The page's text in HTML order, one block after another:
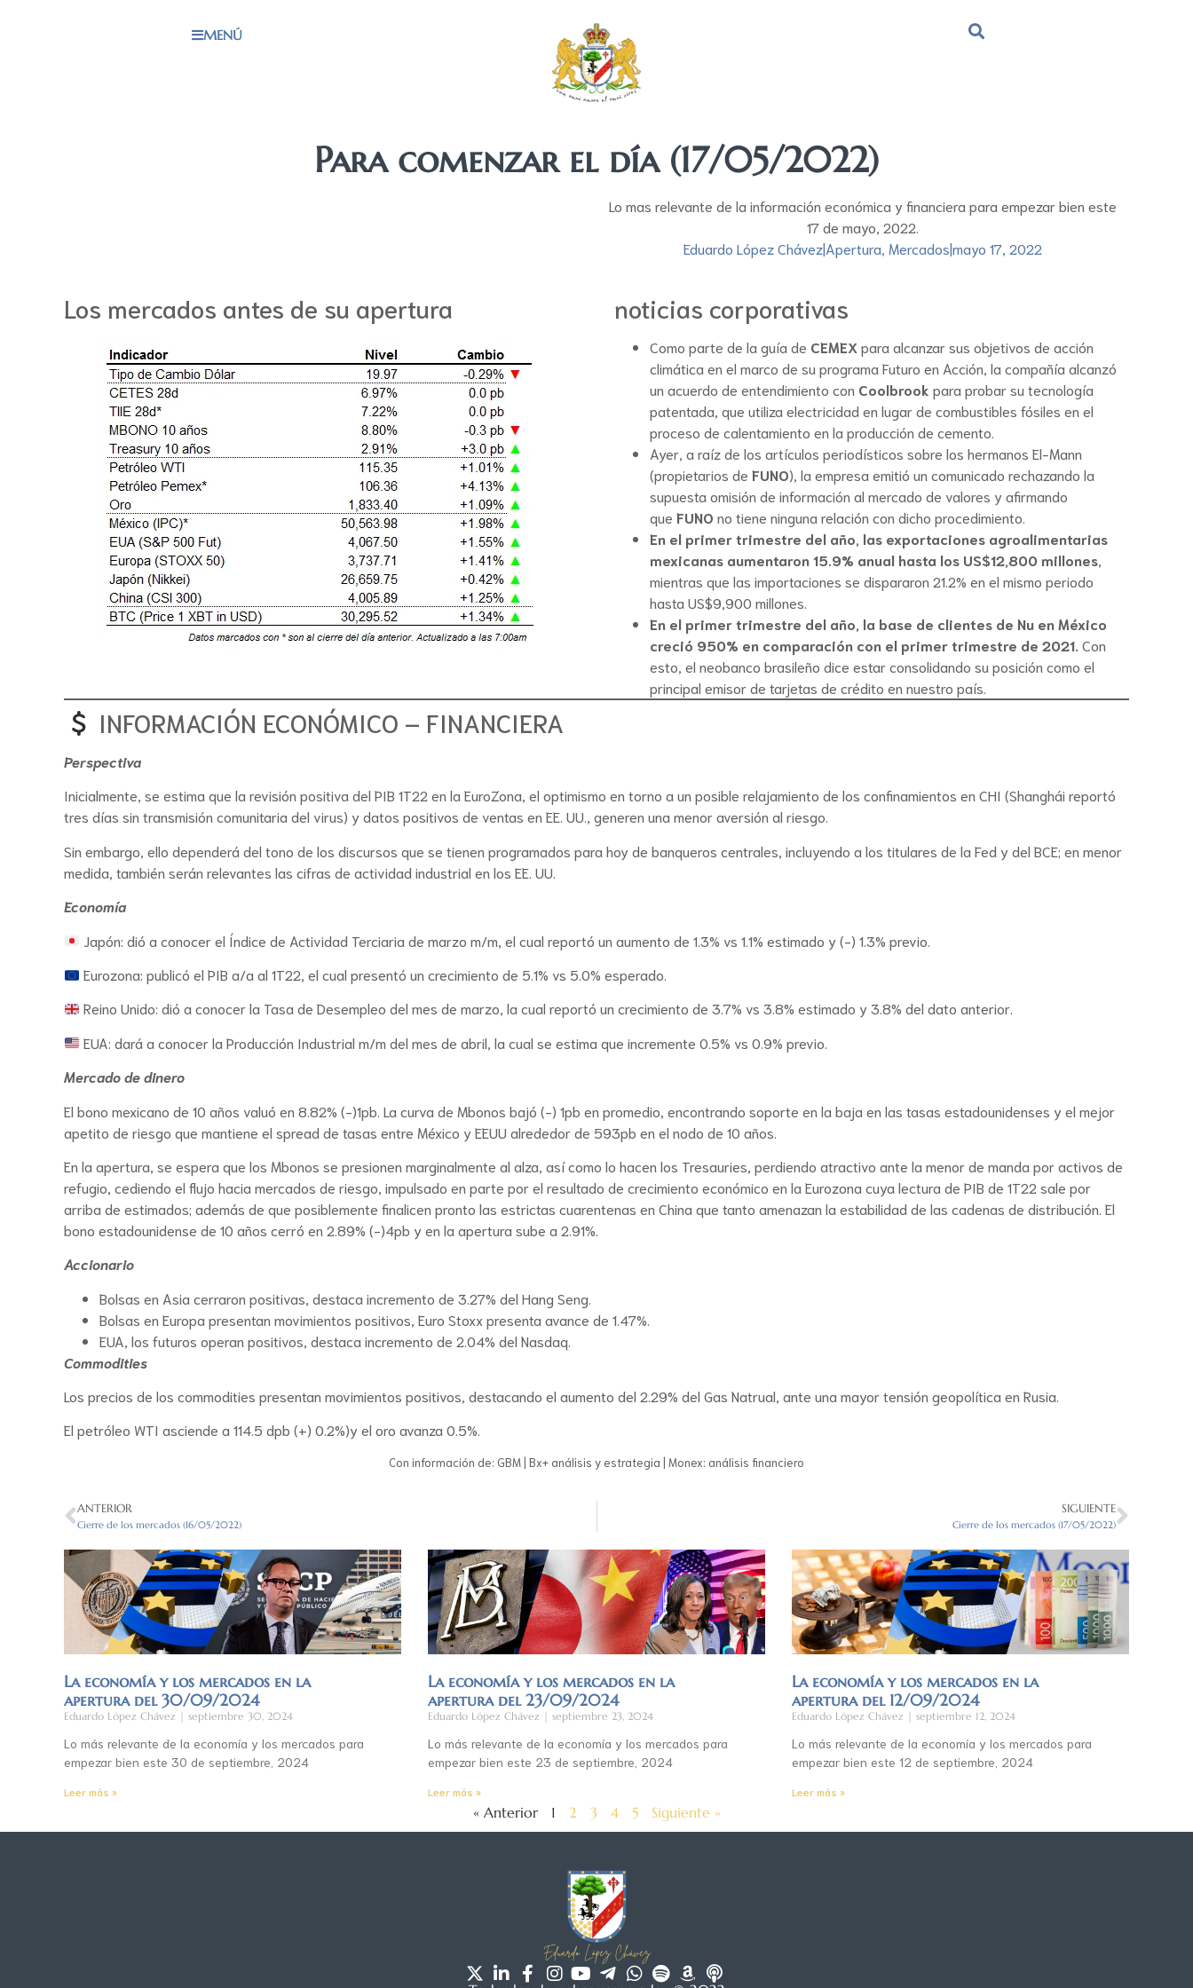
MENÚ
Para comenzar el día (17/05/2022)
Lo mas relevante de la información económica y financiera para empezar bien este
17 de mayo, 2022.
Eduardo López Chávez|Apertura Mercados|mayo 17, 2022
Los mercados antes de su apertura noticias corporativas
Como parte de la guía de CEMEX para alcanzar sus objetivos de acción
climática en el marco de su programa Futuro en Acción, la compañía alcanzó
un acuerdo de entendimiento con Coolbrook para probar su tecnología
patentada, que utiliza electricidad en lugar de combustibles fósiles en el
proceso de calentamiento en la producción de cemento.
Ayer, a raíz de los artículos periodísticos sobre los hermanos El-Mann
(propietarios de FUNO), la empresa emitió un comunicado rechazando la
supuesta omisión de información al mercado de valores y afirmando
que FUNO no tiene ninguna relación con dicho procedimiento.
En el primer trimestre del año, las exportaciones agroalimentarias
mexicanas aumentaron 15.9% anual hasta los US$12,800 millones
mientras que las importaciones se dispararon 21.2% en el mismo periodo
hasta US$9,900 millones.
En el primer trimestre del año, la base de clientes de Nu en México
creció 950% en comparación con el primer trimestre de 2021. Con
esto, el neobanco brasileño dice estar consolidando su posición como el
principal emisor de tarjetas de crédito en nuestro país.
INFORMACIÓN ECONÓMICO – FINANCIERA
Perspectiva
Inicialmente, se estima que la revisión positiva del PIB 1T22 en la EuroZona, el optimismo en torno a un posible relajamiento de los confinamientos en CHI (Shanghái reportó
tres días sin transmisión comunitaria del virus) y datos positivos de ventas en EE. UU., generen una menor aversión al riesgo.
Sin embargo, ello dependerá del tono de los discursos que se tienen programados para hoy de banqueros centrales, incluyendo a los titulares de la Fed y del BCE; en menor
medida, también serán relevantes las cifras de actividad industrial en los EE. UU.
Economía
Japón: dió a conocer el Índice de Actividad Terciaria de marzo m/m, el cual reportó un aumento de 1.3% vs 1.1% estimado y (-) 1.3% previo.
Eurozona: publicó el PIB a/a al 1T22, el cual presentó un crecimiento de 5.1% vs 5.0% esperado.
Reino Unido: dió a conocer la Tasa de Desempleo del mes de marzo, la cual reportó un crecimiento de 3.7% vs 3.8% estimado y 3.8% del dato anterior.
EUA: dará a conocer la Producción Industrial m/m del mes de abril, la cual se estima que incremente 0.5% vs 0.9% previo.
Mercado de dinero
El bono mexicano de 10 años valuó en 8.82% (-)1pb. La curva de Mbonos bajó (-) 1pb en promedio, encontrando soporte en la baja en las tasas estadounidenses y el mejor
apetito de riesgo que mantiene el spread de tasas entre México y EEUU alrededor de 593pb en el nodo de 10 años.
En la apertura, se espera que los Mbonos se presionen marginalmente al alza, así como lo hacen los Tresauries, perdiendo atractivo ante la menor de manda por activos de
refugio, cediendo el flujo hacia mercados de riesgo, impulsado en parte por el resultado de crecimiento económico en la Eurozona cuya lectura de PIB de 1T22 sale por
arriba de estimados; además de que posiblemente finalicen pronto las estrictas cuarentenas en China que tanto amenazan la estabilidad de las cadenas de distribución. El
bono estadounidense de 10 años cerró en 2.89% (-)4pb y en la apertura sube a 2.91%.
Accionario
Bolsas en Asia cerraron positivas, destaca incremento de 3.27% del Hang Seng.
Bolsas en Europa presentan movimientos positivos, Euro Stoxx presenta avance de 1.47%.
EUA, los futuros operan positivos, destaca incremento de 2.04% del Nasdaq.
Commodities
Los precios de los commodities presentan movimientos positivos, destacando el aumento del 2.29% del Gas Natrual, ante una mayor tensión geopolítica en Rusia.
El petróleo WTI asciende a 114.5 dpb (+) 0.2%)y el oro avanza 0.5%.
Con información de: GBM | Bx+ análisis y estrategia | Monex: análisis financiero
ANTERIOR
Cierre de los mercados (16/05/2022)
SIGUIENTE
Cierre de los mercados (17/05/2022)
La economía y los mercados en la
apertura del 30/09/2024
Eduardo López Chávez septiembre 30, 2024
Lo más relevante de la economía y los mercados para
empezar bien este 30 de septiembre, 2024
Leer más »
La economía y los mercados en la
apertura del 23/09/2024
Eduardo López Chávez septiembre 23, 2024
Lo más relevante de la economía y los mercados para
empezar bien este 23 de septiembre, 2024
Leer más »
La economía y los mercados en la
apertura del 12/09/2024
Eduardo López Chávez septiembre 12, 2024
Lo más relevante de la economía y los mercados para
empezar bien este 12 de septiembre, 2024
Leer más »
« Anterior 1 2 3 4 5 Siguiente »